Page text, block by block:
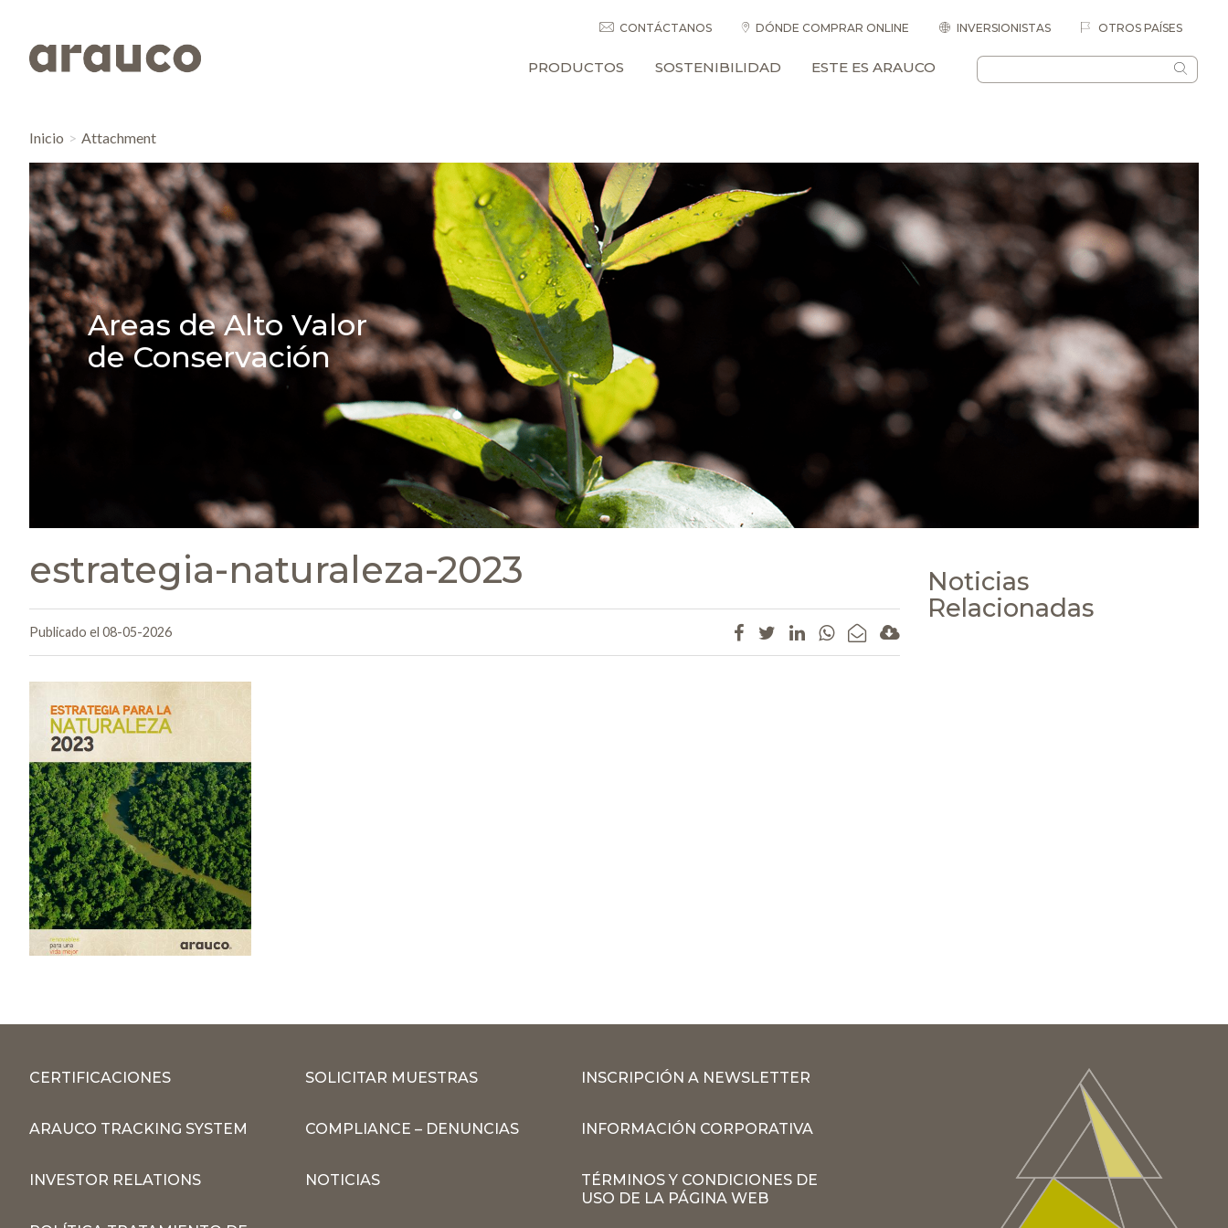
CONTÁCTANOS DÓNDE COMPRAR ONLINE INVERSIONISTAS OTROS PAÍSES
PRODUCTOS SOSTENIBILIDAD ESTE ES ARAUCO
Inicio Attachment
Areas de Alto Valor
de Conservación
estrategia-naturaleza-2023
Publicado el 08-05-2026
Noticias
Relacionadas
CERTIFICACIONES SOLICITAR MUESTRAS INSCRIPCIÓN A NEWSLETTER
ARAUCO TRACKING SYSTEM COMPLIANCE – DENUNCIAS INFORMACIÓN CORPORATIVA
INVESTOR RELATIONS NOTICIAS
TÉRMINOS Y CONDICIONES DE
USO DE LA PÁGINA WEB